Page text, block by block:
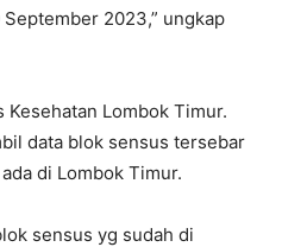
2023,” ungkap
Lombok Timur.
data blok sensus tersebar
di Lombok Timur.
sensus yg sudah di